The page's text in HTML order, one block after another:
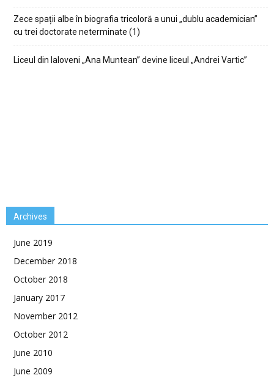
Zece spații albe în biografia tricoloră a unui „dublu academician”
cu trei doctorate neterminate (1)
Liceul din Ialoveni „Ana Muntean” devine liceul „Andrei Vartic”
Archives
June 2019
December 2018
October 2018
January 2017
November 2012
October 2012
June 2010
June 2009